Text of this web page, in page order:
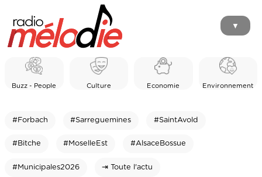
▼
Buzz - People Culture Economie Environnement
#Forbach #Sarreguemines #SaintAvold
#Bitche #MoselleEst #AlsaceBossue
#Municipales2026 ⇥ Toute l'actu